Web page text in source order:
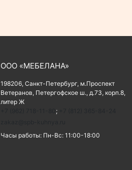
ООО «МЕБЕЛАНА»
198206,Санкт-Петербург, м.Проспект
Ветеранов, Петергофское ш., д.73, корп.8,
литер Ж
;
Часы работы: Пн-Вс: 11:00-18:00